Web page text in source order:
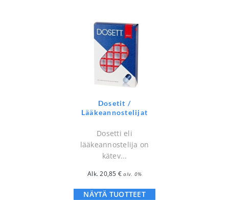
Dosetit /
Lääkeannostelijat
Dosetti eli
lääkeannostelija on
kätev...
Alk.20,85 € alv. 0%
NÄYTÄ TUOTTEET